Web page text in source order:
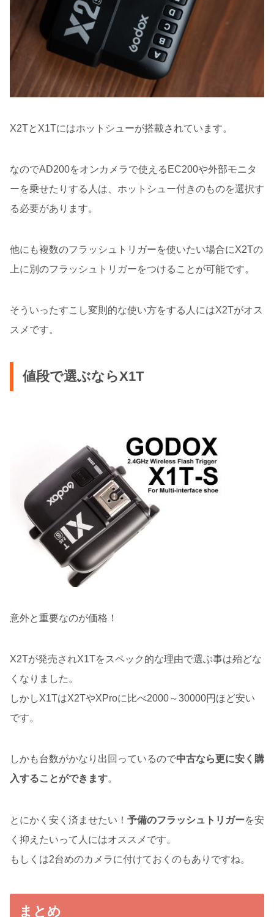
X2TとX1Tにはホットシューが搭載されています。
なのでAD200をオンカメラで使えるEC200や外部モニタ
ーを乗せたりする人は、ホットシュー付きのものを選択す
る必要があります。
他にも複数のフラッシュトリガーを使いたい場合にX2Tの
上に別のフラッシュトリガーをつけることが可能です。
そういったすこし変則的な使い方をする人にはX2Tがオス
スメです。
値段で選ぶならX1T
意外と重要なのが価格！
X2Tが発売されX1Tをスペック的な理由で選ぶ事は殆どな
くなりました。
しかしX1TはX2TやXProに比べ2000～30000円ほど安い
です。
しかも台数がかなり出回っているので中古なら更に安く購
入することができます。
とにかく安く済ませたい！ 予備のフラッシュトリガーを安
く抑えたいって人にはオススメです。
もしくは2台めのカメラに付けておくのもありですね。
まとめ